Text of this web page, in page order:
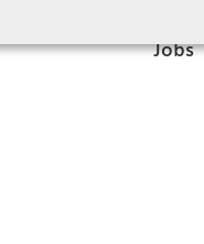
Jobs